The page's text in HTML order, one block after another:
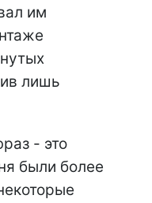
им
лишь
- это
были более